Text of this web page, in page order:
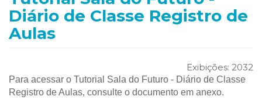
Diário de Classe Registro de
Aulas
Exibições: 2032
Para acessar o Tutorial Sala do Futuro - Diário de Classe
Registro de Aulas, consulte o documento em anexo.